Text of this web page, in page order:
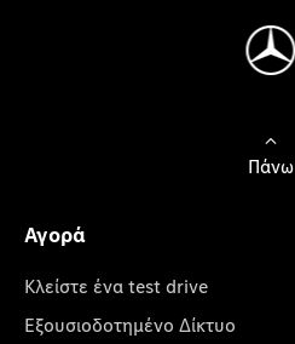
Πάνω
Αγορά
Κλείστε ένα test drive
Εξουσιοδοτημένο Δίκτυο